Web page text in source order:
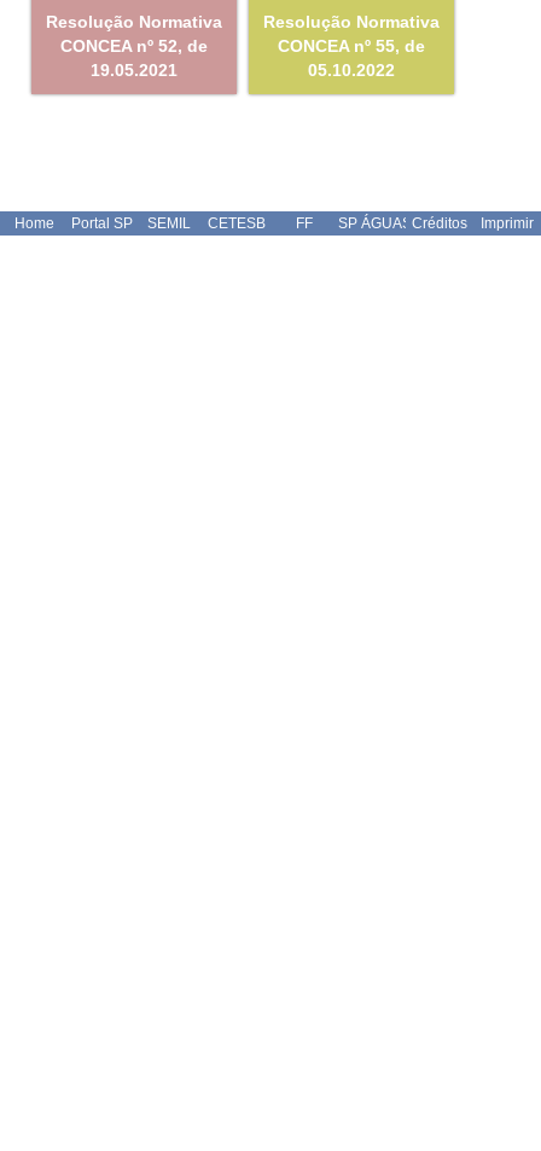
Resolução Normativa
CONCEA nº 52, de
19.05.2021
Resolução Normativa
CONCEA nº 55, de
05.10.2022
Home Portal SP SEMIL CETESB FF SP ÁGUAS Créditos Imprimir